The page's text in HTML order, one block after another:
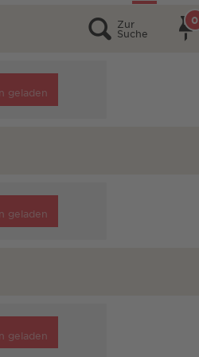
Zur
Suche
0
geladen
geladen
geladen